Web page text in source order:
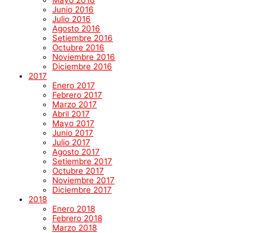
Junio 2016
Julio 2016
Agosto 2016
Setiembre 2016
Octubre 2016
Noviembre 2016
Diciembre 2016
2017
Enero 2017
Febrero 2017
Marzo 2017
Abril 2017
Mayo 2017
Junio 2017
Julio 2017
Agosto 2017
Setiembre 2017
Octubre 2017
Noviembre 2017
Diciembre 2017
2018
Enero 2018
Febrero 2018
Marzo 2018